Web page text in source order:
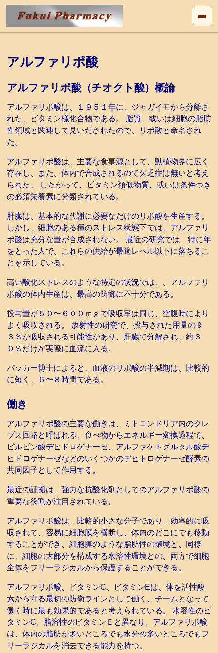
アルファリポ酸
アルファリポ酸（チオクト酸）概論
アルファリポ酸は、１９５１年に、ジャガイモから分離さ
れた、ビタミン様化合物である。 脂質、或いは細胞の脂肪
性領域と関連して見いだされたので、リポ酸と命名され
た。
アルファリポ酸は、主要な食事源として、動植物界に広く
存在し、また、体内で合成されるので欠乏症は無いと考え
られた。 したがって、ビタミン類似物質、或いは条件つき
の必須栄養素に分類されている。
肝臓は、基本的な代謝に必要なだけのリポ酸を生産する。
しかし、細胞のある種のストレス状態下では、アルファリ
ポ酸は充分な量が合成されない。 最近の研究では、特に年
をとった人で、これらの供給が最適レベル以下に落ちるこ
とを示している。
高い酸化ストレスのような特定の状況では、、アルファリ
ポ酸の体内生産は、最高の防御に不十分である。
投与量が５０〜６００ｍｇで吸収率は同じ、空腹時により
よく吸収される。 放射性の研究で、投与された用量の９
３％が吸収される可能性があり、肝臓で分解され、約３
０％だけが実際に血流に入る。
パッカー博士によると、血液のリポ酸の半減期は、比較的
に短く、６〜８時間である。
働き
アルファリポ酸の主要な働きは、ミトコンドリア内のクレ
ブス回路と呼ばれる、食べ物からエネルギー変換過程で、
ピルビン酸デヒドロゲナーゼ、アルファケトグルタル酸デ
ヒドロゲナーゼなどのいくつかのデヒドロゲナーゼ酵素の
共同因子として作用する。
最近の証拠は、強力な抗酸化剤としてのアルファリポ酸の
重要な役割が注目されている。
アルファリポ酸は、比較的小さな分子であり、効率的に吸
収されて、容易に細胞膜を横断し、体内のどこにでも移動
することができ、細胞膜のような脂肪性の環境と、同様
に、細胞の大部分を構成する水溶性環境との、両方で細胞
全体をフリーラジカルから保護することができる。
アルファリポ酸、ビタミンC、ビタミンEは、体を活性酸
素から守る最初の防衛ラインとして働く、チームとなって
働く時に最も効果的であると考えられている。 水溶性のビ
タミンC、脂溶性のビタミンＥと異なり、アルファリポ酸
は、体内の脂肪が多いところでも水分の多いところでもフ
リーラジカルを消去できる能力を持つ。